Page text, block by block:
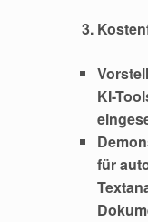
KI-
für